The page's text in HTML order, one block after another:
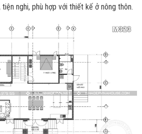
nghi, phù hợp với thiết kế ở nông thôn.